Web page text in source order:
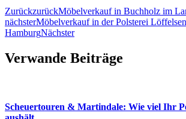
ZurückzurückMöbelverkauf in Buchholz im
nächsterMöbelverkauf in der Polsterei
HamburgNächster
Verwande Beiträge
Scheuertouren & Martindale: Wie viel Ihr